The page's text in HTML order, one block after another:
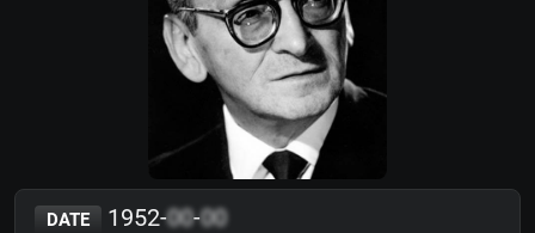
DATE 1952-00-00